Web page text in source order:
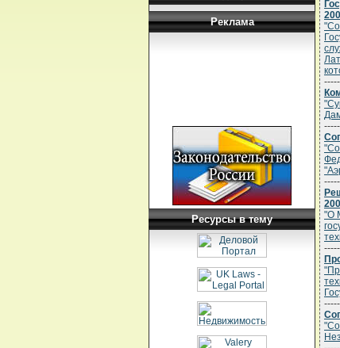
Реклама
Ресурсы в тему
-----
-----
-----
"О
-----
-----